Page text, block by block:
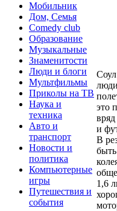
Мобильник
Дом, Семья
Comedy club
Образование
Музыкальные
Знаменитости
Люди и блоги
Мультфильмы
Приколы на ТВ
Наука и
техника
Авто и
транспорт
Новости и
политика
Компьютерные
игры
Путешествия и
события
это
и
В
1,6